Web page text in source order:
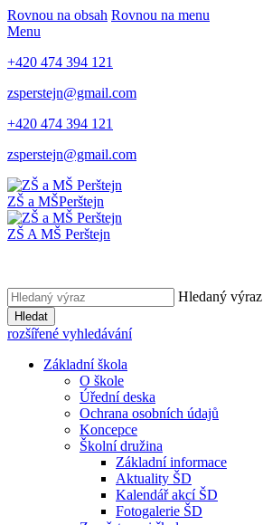
Rovnou na obsah Rovnou na menu
Menu
+420 474 394 121
zsperstejn@gmail.com
+420 474 394 121
zsperstejn@gmail.com
ZŠ a MŠPerštejn
ZŠ A MŠ Perštejn
Hledaný výraz
Hledat
rozšířené vyhledávání
Základní škola
O škole
Úřední deska
Ochrana osobních údajů
Koncepce
Školní družina
Základní informace
Aktuality ŠD
Kalendář akcí ŠD
Fotogalerie ŠD